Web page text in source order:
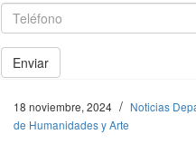
Teléfono
Enviar
18 noviembre, 2024 / Noticias
de Humanidades y Arte